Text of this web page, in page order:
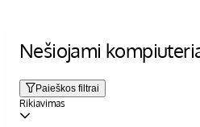
Nešiojami
Paieškos filtrai
Rikiavimas